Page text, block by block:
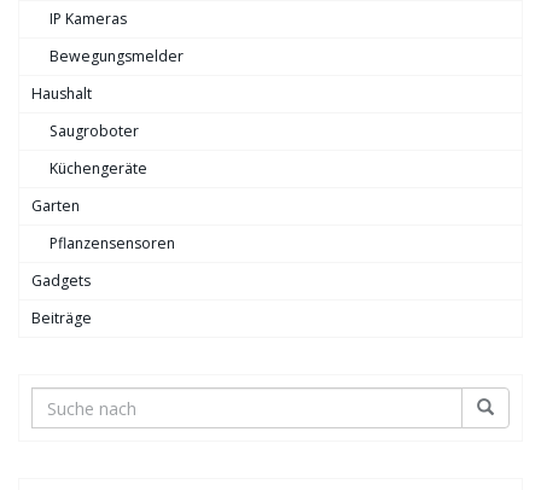
IP Kameras
Bewegungsmelder
Haushalt
Saugroboter
Küchengeräte
Garten
Pflanzensensoren
Gadgets
Beiträge